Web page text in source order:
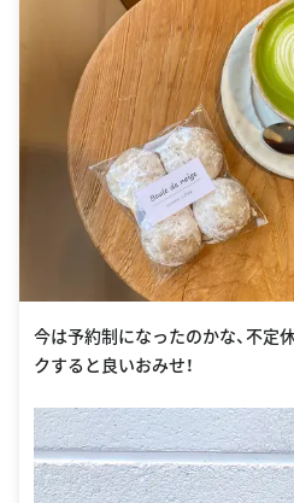
今は予約制になったのかな、不定
クすると良いおみせ！